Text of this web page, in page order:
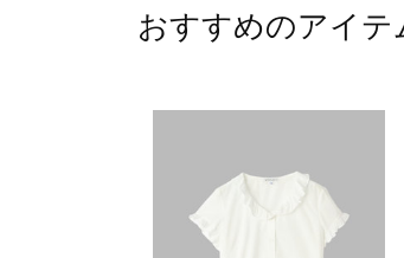
おすすめのアイテ